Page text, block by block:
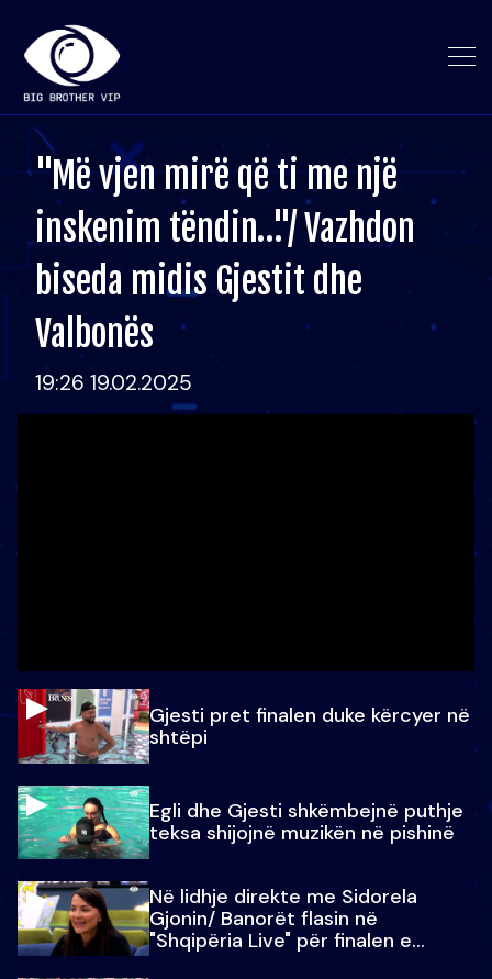
"Më vjen mirë që ti me një
inskenim tëndin…"/ Vazhdon
biseda midis Gjestit dhe
Valbonës
19:26 19.02.2025
Gjesti pret finalen duke kërcyer në
shtëpi
Egli dhe Gjesti shkëmbejnë puthje
teksa shijojnë muzikën në pishinë
Në lidhje direkte me Sidorela
Gjonin/ Banorët flasin në
"Shqipëria Live" për finalen e